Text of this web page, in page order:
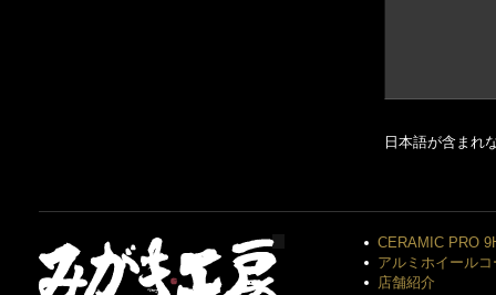
日本語が含まれ
CERAMIC PRO
アルミホイール
店舗紹介